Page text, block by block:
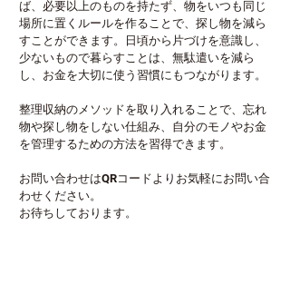
ば、必要以上のものを持たず、物をいつも同じ
場所に置くルールを作ることで、探し物を減ら
すことができます。日頃から片づけを意識し、
少ないもので暮らすことは、無駄遣いを減ら
し、お金を大切に使う習慣にもつながります。
整理収納のメソッドを取り入れることで、忘れ
物や探し物をしない仕組み、自分のモノやお金
を管理するための方法を習得できます。
お問い合わせはQRコードよりお気軽にお問い合
わせください。
お待ちしております。